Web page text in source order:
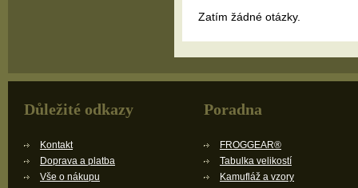
Zatím žádné otázky.
Důležité odkazy
Kontakt
Doprava a platba
Vše o nákupu
Poradna
FROGGEAR®
Tabulka velikostí
Kamufláž a vzory